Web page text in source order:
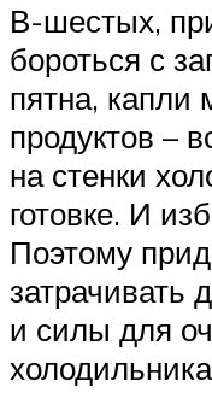
В-шестых,
бороться с
пятна, капли
продуктов –
на стенки
готовке. И
Поэтому
затрачивать
и силы для